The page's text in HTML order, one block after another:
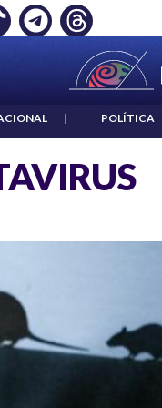
JP MORGAN
| POLÍTICA